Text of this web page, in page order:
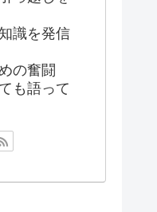
識を発信
の奮闘
も語って